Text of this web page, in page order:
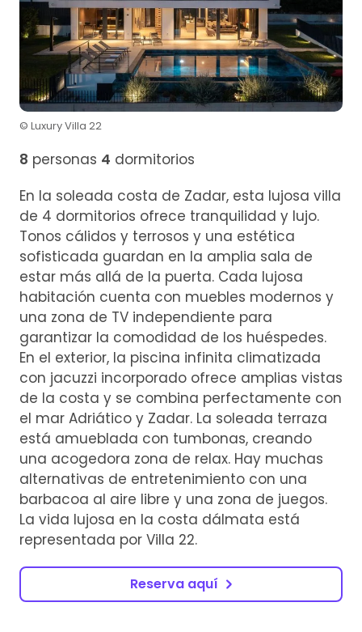
© Luxury Villa 22
8 personas 4 dormitorios
En la soleada costa de Zadar, esta lujosa villa
de 4 dormitorios ofrece tranquilidad y lujo.
Tonos cálidos y terrosos y una estética
sofisticada guardan en la amplia sala de
estar más allá de la puerta. Cada lujosa
habitación cuenta con muebles modernos y
una zona de TV independiente para
garantizar la comodidad de los huéspedes.
En el exterior, la piscina infinita climatizada
con jacuzzi incorporado ofrece amplias vistas
de la costa y se combina perfectamente con
el mar Adriático y Zadar. La soleada terraza
está amueblada con tumbonas, creando
una acogedora zona de relax. Hay muchas
alternativas de entretenimiento con una
barbacoa al aire libre y una zona de juegos.
La vida lujosa en la costa dálmata está
representada por Villa 22.
Reserva aquí